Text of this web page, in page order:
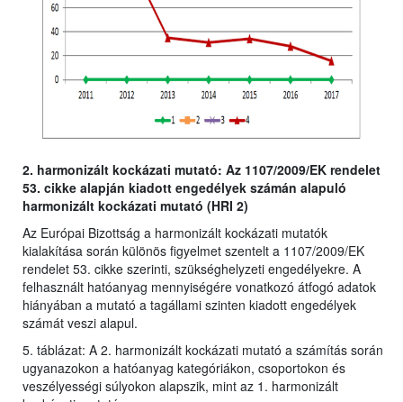
2. harmonizált kockázati mutató: Az 1107/2009/EK rendelet
53. cikke alapján kiadott engedélyek számán alapuló
harmonizált kockázati mutató (HRI 2)
Az Európai Bizottság a harmonizált kockázati mutatók
kialakítása során különös figyelmet szentelt a 1107/2009/EK
rendelet 53. cikke szerinti, szükséghelyzeti engedélyekre. A
felhasznált hatóanyag mennyiségére vonatkozó átfogó adatok
hiányában a mutató a tagállami szinten kiadott engedélyek
számát veszi alapul.
5. táblázat: A 2. harmonizált kockázati mutató a számítás során
ugyanazokon a hatóanyag kategóriákon, csoportokon és
veszélyességi súlyokon alapszik, mint az 1. harmonizált